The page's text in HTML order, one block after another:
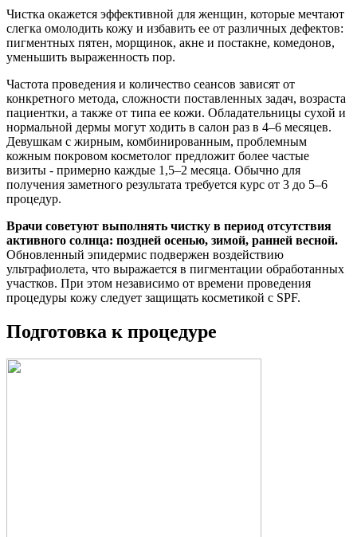
Чистка окажется эффективной для женщин, которые мечтают
слегка омолодить кожу и избавить ее от различных дефектов:
пигментных пятен, морщинок, акне и постакне, комедонов,
уменьшить выраженность пор.
Частота проведения и количество сеансов зависят от
конкретного метода, сложности поставленных задач, возраста
пациентки, а также от типа ее кожи. Обладательницы сухой и
нормальной дермы могут ходить в салон раз в 4–6 месяцев.
Девушкам с жирным, комбинированным, проблемным
кожным покровом косметолог предложит более частые
визиты - примерно каждые 1,5–2 месяца. Обычно для
получения заметного результата требуется курс от 3 до 5–6
процедур.
Врачи советуют выполнять чистку в период отсутствия
активного солнца: поздней осенью, зимой, ранней весной.
Обновленный эпидермис подвержен воздействию
ультрафиолета, что выражается в пигментации обработанных
участков. При этом независимо от времени проведения
процедуры кожу следует защищать косметикой с SPF.
Подготовка к процедуре